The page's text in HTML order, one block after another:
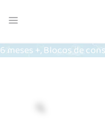
6 meses +,Blocos de